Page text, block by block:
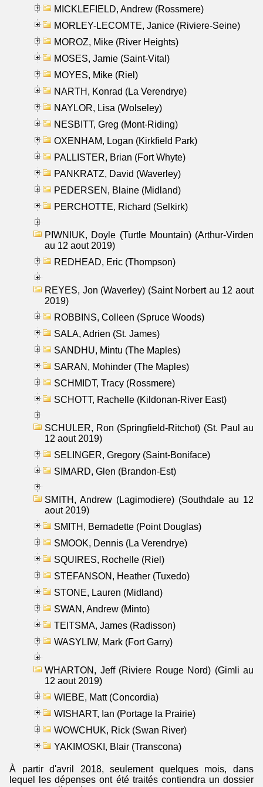
MICKLEFIELD, Andrew (Rossmere)
MORLEY-LECOMTE, Janice (Riviere-Seine)
MOROZ, Mike (River Heights)
MOSES, Jamie (Saint-Vital)
MOYES, Mike (Riel)
NARTH, Konrad (La Verendrye)
NAYLOR, Lisa (Wolseley)
NESBITT, Greg (Mont-Riding)
OXENHAM, Logan (Kirkfield Park)
PALLISTER, Brian (Fort Whyte)
PANKRATZ, David (Waverley)
PEDERSEN, Blaine (Midland)
PERCHOTTE, Richard (Selkirk)
PIWNIUK, Doyle (Turtle Mountain) (Arthur-Virden
au 12 aout 2019)
REDHEAD, Eric (Thompson)
REYES, Jon (Waverley) (Saint Norbert au 12 aout
2019)
ROBBINS, Colleen (Spruce Woods)
SALA, Adrien (St. James)
SANDHU, Mintu (The Maples)
SARAN, Mohinder (The Maples)
SCHMIDT, Tracy (Rossmere)
SCHOTT, Rachelle (Kildonan-River East)
SCHULER, Ron (Springfield-Ritchot) (St. Paul au
12 aout 2019)
SELINGER, Gregory (Saint-Boniface)
SIMARD, Glen (Brandon-Est)
SMITH, Andrew (Lagimodiere) (Southdale au 12
aout 2019)
SMITH, Bernadette (Point Douglas)
SMOOK, Dennis (La Verendrye)
SQUIRES, Rochelle (Riel)
STEFANSON, Heather (Tuxedo)
STONE, Lauren (Midland)
SWAN, Andrew (Minto)
TEITSMA, James (Radisson)
WASYLIW, Mark (Fort Garry)
WHARTON, Jeff (Riviere Rouge Nord) (Gimli au
12 aout 2019)
WIEBE, Matt (Concordia)
WISHART, Ian (Portage la Prairie)
WOWCHUK, Rick (Swan River)
YAKIMOSKI, Blair (Transcona)
À partir d'avril 2018, seulement quelques mois, dans
lequel les dépenses ont été traités contiendra un dossier